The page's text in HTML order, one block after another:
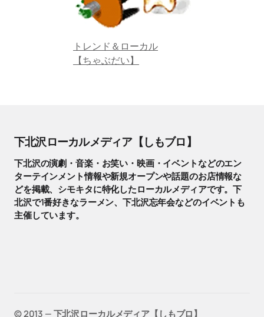
トレンド＆ローカル
【ちゃぶだい】
下北沢ローカルメディア【しもブロ】
下北沢の演劇・音楽・お笑い・映画・イベントなどのエン
ターテインメント情報や新規オープンや話題のお店情報な
どを掲載、シモキタに特化したローカルメディアです。下
北沢で1番好きなラーメン、下北沢忘年会などのイベントも
主催しています。
©️ 2013 — 下北沢ローカルメディア【しもブロ】